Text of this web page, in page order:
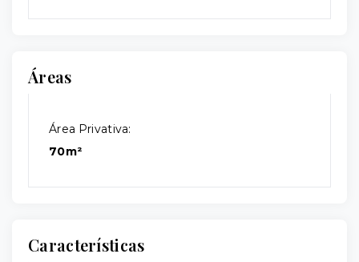
Áreas
Área Privativa:
70m²
Características